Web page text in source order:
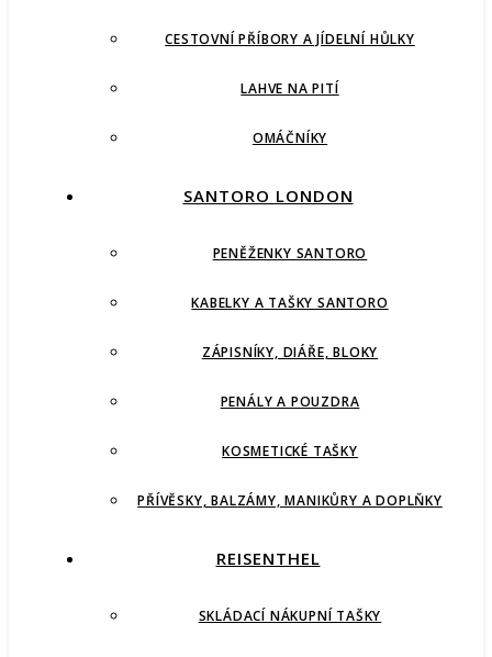
CESTOVNÍ PŘÍBORY A JÍDELNÍ HŮLKY
LAHVE NA PITÍ
OMÁČNÍKY
SANTORO LONDON
PENĚŽENKY SANTORO
KABELKY A TAŠKY SANTORO
ZÁPISNÍKY, DIÁŘE, BLOKY
PENÁLY A POUZDRA
KOSMETICKÉ TAŠKY
PŘÍVĚSKY, BALZÁMY, MANIKŮRY A DOPLŇKY
REISENTHEL
SKLÁDACÍ NÁKUPNÍ TAŠKY